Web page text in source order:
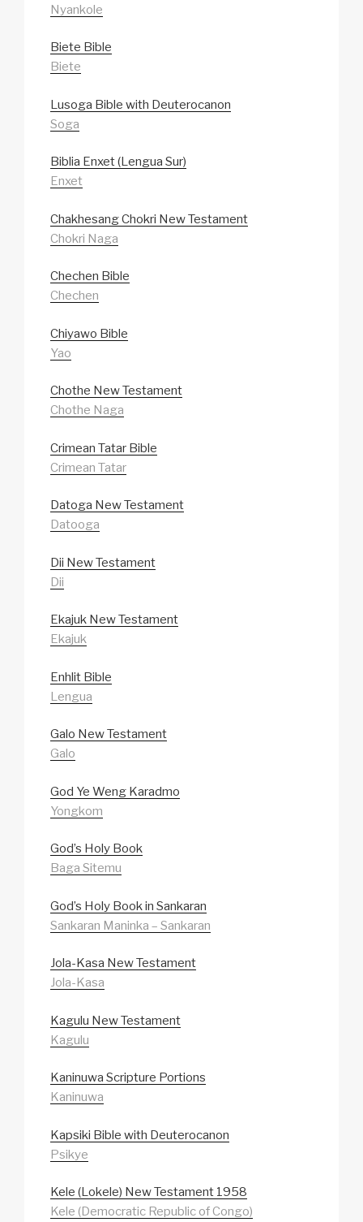
Nyankole
Biete Bible
Biete
Lusoga Bible with Deuterocanon
Soga
Biblia Enxet (Lengua Sur)
Enxet
Chakhesang Chokri New Testament
Chokri Naga
Chechen Bible
Chechen
Chiyawo Bible
Yao
Chothe New Testament
Chothe Naga
Crimean Tatar Bible
Crimean Tatar
Datoga New Testament
Datooga
Dii New Testament
Dii
Ekajuk New Testament
Ekajuk
Enhlit Bible
Lengua
Galo New Testament
Galo
God Ye Weng Karadmo
Yongkom
God’s Holy Book
Baga Sitemu
God’s Holy Book in Sankaran
Sankaran Maninka – Sankaran
Jola-Kasa New Testament
Jola-Kasa
Kagulu New Testament
Kagulu
Kaninuwa Scripture Portions
Kaninuwa
Kapsiki Bible with Deuterocanon
Psikye
Kele (Lokele) New Testament 1958
Kele (Democratic Republic of Congo)